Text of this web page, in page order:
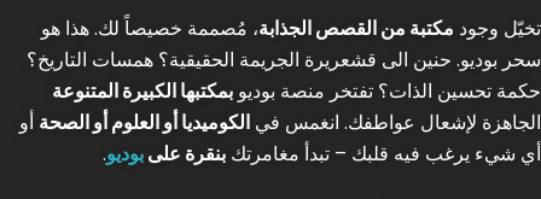
تخيّل وجود مكتبة من القصص الجذابة، مُصممة خصيصاً لك. هذا هو
سحر بوديو. حنين الى قشعريرة الجريمة الحقيقية؟ همسات التاريخ؟
حكمة تحسين الذات؟ تفتخر منصة بوديو بمكتبها الكبيرة المتنوعة
الجاهزة لإشعال عواطفك. انغمس في الكوميديا أو العلوم أو الصحة أو
أي شيء يرغب فيه قلبك – تبدأ مغامرتك بنقرة علىبوديو.